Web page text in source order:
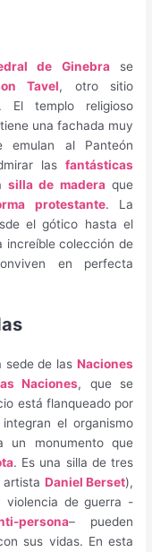
de Ginebrase
Tavel, otro sitio
El templo religioso
una fachada muy
al Panteón
las fantásticas
silla de maderaque
protestante. La
el gótico hasta el
increíble colección de
en perfecta
sede de las Naciones
Naciones, que se
está flanqueado por
el organismo
un monumento que
. Es una silla de tres
artista Daniel Berset),
violencia de guerra -
persona– pueden
sus vidas. En esta